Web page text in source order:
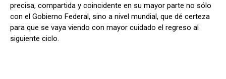
precisa, compartida y coincidente en su mayor parte no sólo
con el Gobierno Federal, sino a nivel mundial, que dé certeza
para que se vaya viendo con mayor cuidado el regreso al
siguiente ciclo.